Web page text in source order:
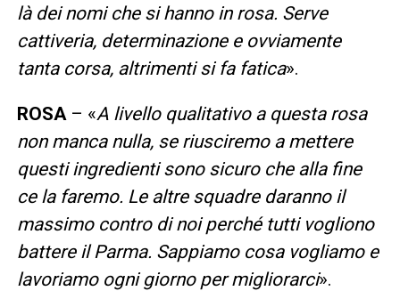
là dei nomi che si hanno in rosa. Serve
cattiveria, determinazione e ovviamente
tanta corsa, altrimenti si fa fatica».
ROSA– «A livello qualitativo a questa rosa
non manca nulla, se riusciremo a mettere
questi ingredienti sono sicuro che alla fine
ce la faremo. Le altre squadre daranno il
massimo contro di noi perché tutti vogliono
battere il Parma. Sappiamo cosa vogliamo e
lavoriamo ogni giorno per migliorarci».